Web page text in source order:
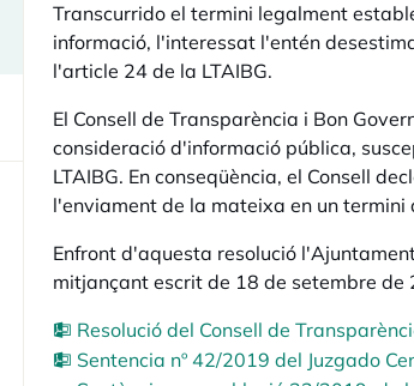
Transcurrido el termini legalment
informació, l'interessat l'entén
l'article 24 de la LTAIBG.
El Consell de Transparència i Bon
consideració d'informació pública,
LTAIBG. En conseqüència, el Consell
l'enviament de la mateixa en un termini
Enfront d'aquesta resolució
mitjançant escrit de 18 de setembre de
Resolució del Consell de
Sentencia nº 42/2019 del Juzgado